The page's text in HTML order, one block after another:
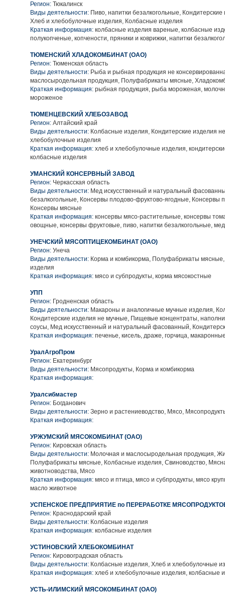
Регион: Тюкалинск
Виды деятельности: Пиво, напитки безалкогольные,
Хлеб и хлебобулочные изделия, Колбасные изделия
Краткая информация: колбасные изделия вареные, колбасные
полукопченые, копчености, пряники и коврижки, напитки
ТЮМЕНСКИЙ ХЛАДОКОМБИНАТ (ОАО)
Регион: Тюменская область
Виды деятельности: Рыба и рыбная продукция не
маслосыродельная продукция, Полуфабрикаты мясные,
Краткая информация: рыбная продукция, рыба мороженая,
мороженое
ТЮМЕНЦЕВСКИЙ ХЛЕБОЗАВОД
Регион: Алтайский край
Виды деятельности: Колбасные изделия, Кондитерские изделия
хлебобулочные изделия
Краткая информация: хлеб и хлебобулочные изделия,
колбасные изделия
УМАНСКИЙ КОНСЕРВНЫЙ ЗАВОД
Регион: Черкасская область
Виды деятельности: Мед искусственный и натуральный
безалкогольные, Консервы плодово-фруктово-ягодные, Консервы
Консервы мясные
Краткая информация: консервы мясо-растительные, консервы
овощные, консервы фруктовые, пиво, напитки безалкогольные,
УНЕЧСКИЙ МЯСОПТИЦЕКОМБИНАТ (ОАО)
Регион: Унеча
Виды деятельности: Корма и комбикорма, Полуфабрикаты
изделия
Краткая информация: мясо и субпродукты, корма мясокостные
УПП
Регион: Гродненская область
Виды деятельности: Макароны и аналогичные мучные изделия,
Кондитерские изделия не мучные, Пищевые концентраты,
соусы, Мед искусственный и натуральный фасованный,
Краткая информация: печенье, кисель, драже, горчица,
УралАгроПром
Регион: Екатеринбург
Виды деятельности: Мясопродукты, Корма и комбикорма
Краткая информация:
Уралсибмастер
Регион: Богданович
Виды деятельности: Зерно и растениеводство, Мясо,
Краткая информация:
УРЖУМСКИЙ МЯСОКОМБИНАТ (ОАО)
Регион: Кировская область
Виды деятельности: Молочная и маслосыродельная продукция,
Полуфабрикаты мясные, Колбасные изделия, Свиноводство,
животноводства, Мясо
Краткая информация: мясо и птица, мясо и субпродукты, мясо
масло животное
УСПЕНСКОЕ ПРЕДПРИЯТИЕ по ПЕРЕРАБОТКЕ
Регион: Краснодарский край
Виды деятельности: Колбасные изделия
Краткая информация: колбасные изделия
УСТИНОВСКИЙ ХЛЕБОКОМБИНАТ
Регион: Кировоградская область
Виды деятельности: Колбасные изделия, Хлеб и хлебобулочные
Краткая информация: хлеб и хлебобулочные изделия, колбасные
УСТЬ-ИЛИМСКИЙ МЯСОКОМБИНАТ (ОАО)